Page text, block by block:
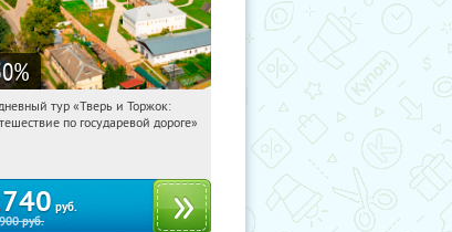
%
11:44:01 Купили:
тур «Тверь и Торжок:
по государевой дороге»
руб.
руб.